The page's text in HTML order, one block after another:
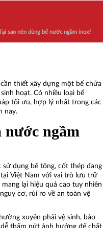
sao nên dùng bể nước ngầm inox?
thiết xây dựng một bể chứa
hoạt. Có nhiều loại bể
tối ưu, hợp lý nhất trong các
nay.
nước ngầm
dụng bê tông, cốt thép đang
Việt Nam với vai trò lưu trữ
lại hiệu quả cao tuy nhiên
cơ, rủi ro về an toàn vệ
xuyên phải vệ sinh, bảo
thấm nứt ảnh hưởng đế chất